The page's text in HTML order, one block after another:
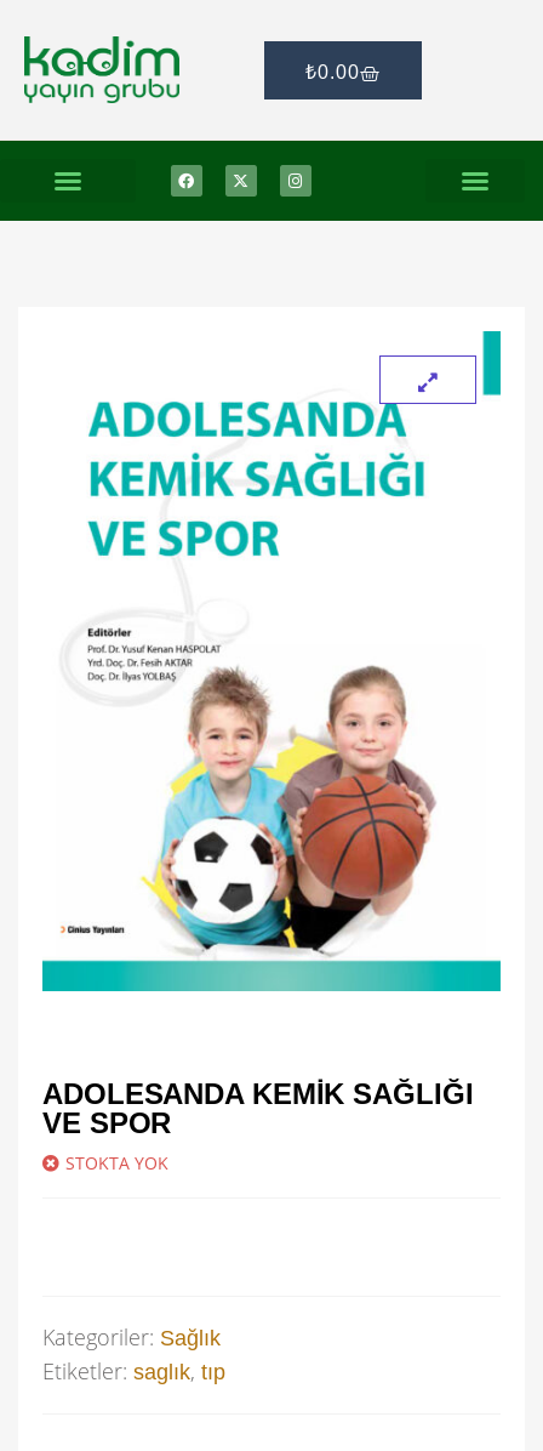
₺0.00
ADOLESANDA KEMIK SAĞLIĞI
VE SPOR
STOKTA YOK
Kategoriler: Sağlık
Etiketler: saglık, tıp